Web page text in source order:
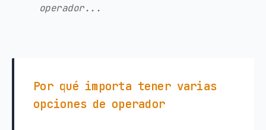
operador...
Por qué importa tener varias
opciones de operador